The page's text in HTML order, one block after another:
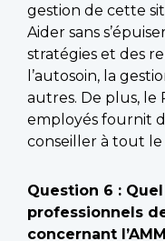
gestion de cette
Aider sans
stratégies et des
l’autosoin, la
autres. De plus, le
employés fournit
conseiller à tout le
Question 6 :
professionnels
concernant